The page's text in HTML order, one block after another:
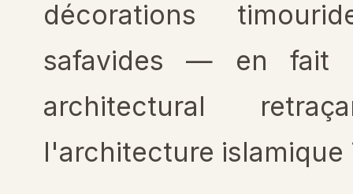
décorations
safavides — en fait
architectural
l'architecture islamique